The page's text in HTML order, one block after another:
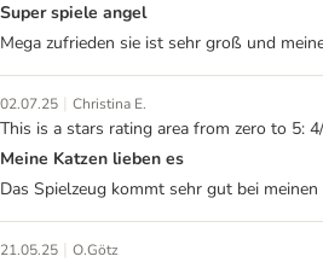
Super spiele angel
Mega zufrieden sie ist sehr groß und
02.07.25 | Christina E.
This is a stars rating area from zero to 5:
Meine Katzen lieben es
Das Spielzeug kommt sehr gut bei
21.05.25 | O.Götz